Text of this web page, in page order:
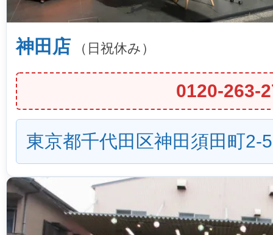
神田店 （日祝休み）
0120-263-
東京都千代田区神田須田町2-